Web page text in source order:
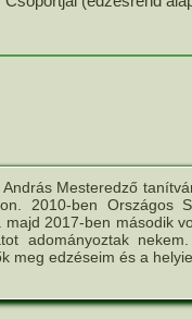
Mesteredző
2010-ben Országos
2017-ben második
adományoztak
meg edzéseim és a